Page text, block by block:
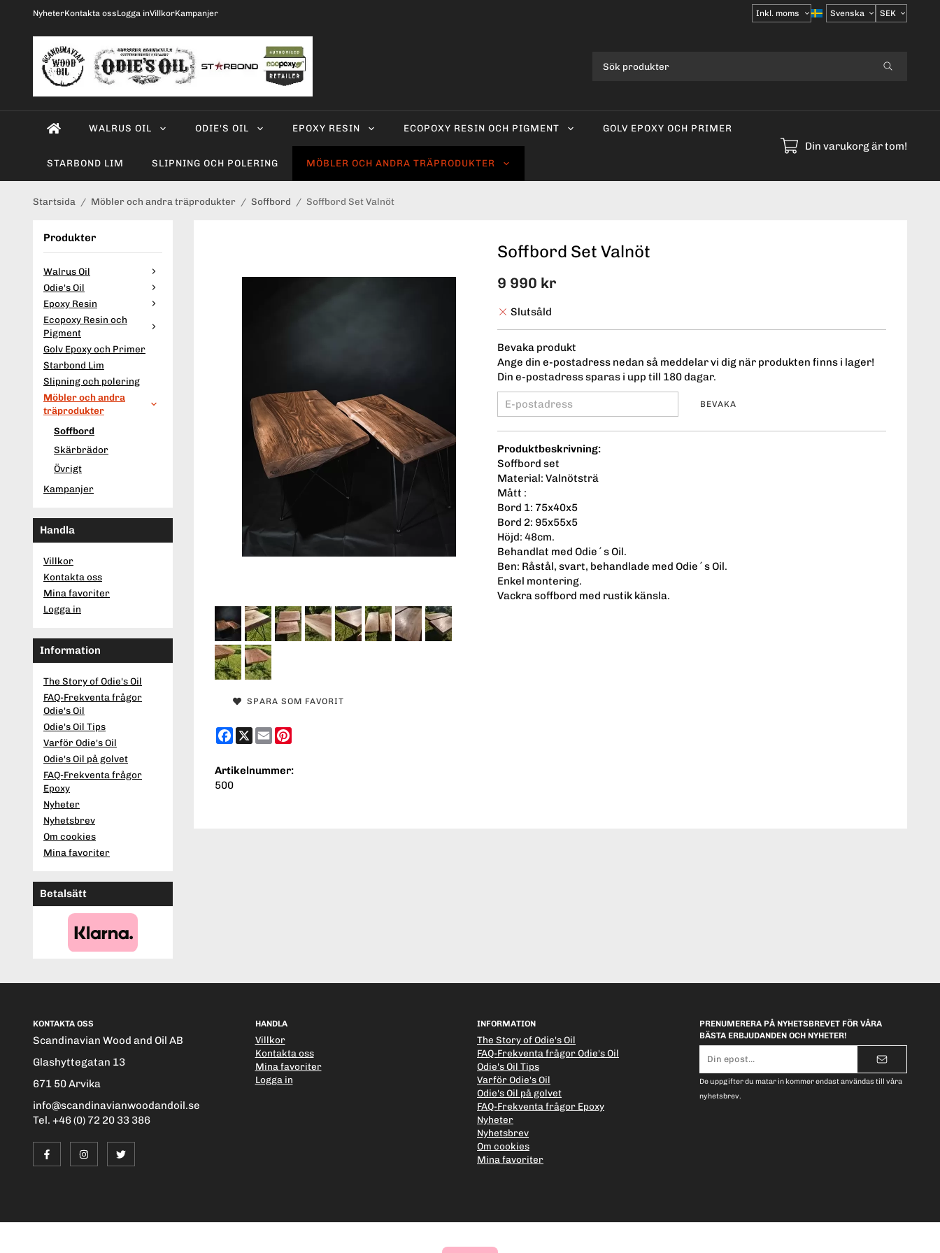
NyheterKontakta ossLogga inVillkorKampanjer
Välj
moms
WALRUS OIL ODIE'S OIL EPOXY RESIN ECOPOXY RESIN OCH PIGMENT GOLV EPOXY OCH PRIMER
STARBOND LIM SLIPNING OCH POLERING MÖBLER OCH ANDRA TRÄPRODUKTER
Din varukorg är tom!
Startsida / Möbler och andra träprodukter / Soffbord / Soffbord Set Valnöt
Produkter
Walrus Oil
Odie's Oil
Epoxy Resin
Ecopoxy Resin och
Pigment
Golv Epoxy och Primer
Starbond Lim
Slipning och polering
Möbler och andra
träprodukter
Soffbord
Skärbrädor
Övrigt
Kampanjer
Handla
Villkor
Kontakta oss
Mina favoriter
Logga in
Information
The Story of Odie's Oil
FAQ-Frekventa frågor
Odie's Oil
Odie's Oil Tips
Varför Odie's Oil
Odie's Oil på golvet
FAQ-Frekventa frågor
Epoxy
Nyheter
Nyhetsbrev
Om cookies
Mina favoriter
Betalsätt
Soffbord Set Valnöt
9 990 kr
Slutsåld
Bevaka produkt
Ange din e-postadress nedan så meddelar vi dig när produkten finns i lager!
Din e-postadress sparas i upp till 180 dagar.
BEVAKA
Produktbeskrivning:
Soffbord set
Material: Valnötsträ
Mått :
Bord 1: 75x40x5
Bord 2: 95x55x5
Höjd: 48cm.
Behandlat med Odie´s Oil.
Ben: Råstål, svart, behandlade med Odie´s Oil.
Enkel montering.
Vackra soffbord med rustik känsla.
SPARA SOM FAVORIT
Facebook
X Email
Artikelnummer:
500
KONTAKTA OSS
Scandinavian Wood and Oil AB
Glashyttegatan 13
671 50 Arvika
info@scandinavianwoodandoil.se
Tel. +46 (0) 72 20 33 386
HANDLA
Villkor
Kontakta oss
Mina favoriter
Logga in
INFORMATION
The Story of Odie's Oil
FAQ-Frekventa frågor Odie's Oil
Odie's Oil Tips
Varför Odie's Oil
Odie's Oil på golvet
FAQ-Frekventa frågor Epoxy
Nyheter
Nyhetsbrev
Om cookies
Mina favoriter
PRENUMERERA PÅ NYHETSBREVET FÖR VÅRA
BÄSTA ERBJUDANDEN OCH NYHETER!
postadress
De uppgifter du matar in kommer endast användas till våra
nyhetsbrev.